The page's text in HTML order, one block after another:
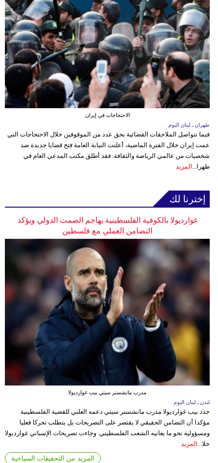
الاحتجاجات في إيران
طهران ـ لبنان اليوم
فيما تتواصل الملاحقات القضائية بحق عدد من الموقوفين خلال الاحتجاجات التي
عمت إيران خلال الفترة الماضية، أعلنت النيابة العامة فتح قضايا جديدة ضد
شخصيات من عالمي الرياضة والثقافة. فقد أطلق مكتب المدعي العام في
طهرا... المزيد
إخترنا لك
غوارديولا بالكوفية الفلسطينية يهاجم الصمت الدولي ويؤكد
التضامن العملي مع فلسطين
مدرب مانشستر سيتي بيب غوارديولا
لندن ـ لبنان اليوم
جدد بيب غوارديولا مدرب مانشستر سيتي دعمه العلني للقضية الفلسطينية
مؤكدا أن التضامن الحقيقي لا يقتصر على التصريحات بل يتطلب تحركا فعليا
ومسؤولية نحو ما يعانيه الشعب الفلسطيني. وجاءت تصريحات الإسباني غوارديولا
خلا... المزيد
المزيد من التحقيقات السياحية